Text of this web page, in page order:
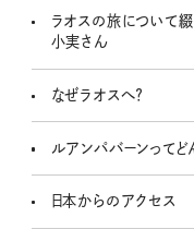
ラオスの旅について綴
小実さん
なぜラオスへ？
ルアンパバーンってど
日本からのアクセス